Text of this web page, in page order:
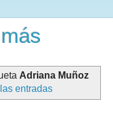
Adriana Muñoz
entradas